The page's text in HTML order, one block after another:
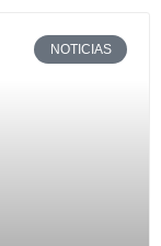
NOTICIAS